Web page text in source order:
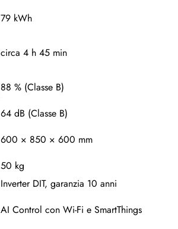
79 kWh
circa 4 h 45 min
88 % (Classe B)
64 dB (Classe B)
600 × 850 × 600 mm
50 kg
Inverter DIT, garanzia 10 anni
AI Control con Wi-Fi e SmartThings